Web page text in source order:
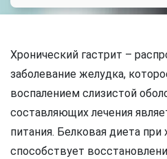
Хронический гастрит –
заболевание желудка,
воспалением слизистой
составляющих лечения
питания. Белковая диета при
способствует